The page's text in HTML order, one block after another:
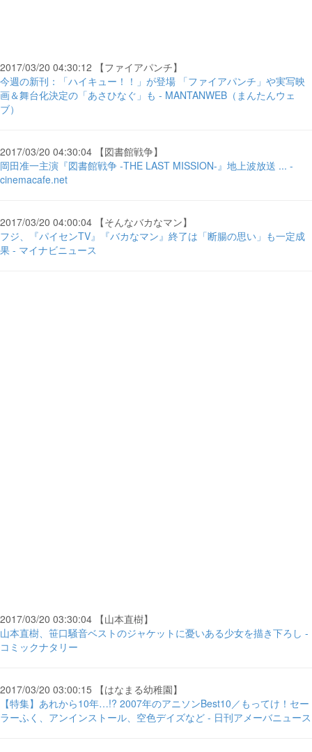
2017/03/20 04:30:12 【ファイアパンチ】
今週の新刊：「ハイキュー！！」が登場 「ファイアパンチ」や実写映
画＆舞台化決定の「あさひなぐ」も - MANTANWEB（まんたんウェ
ブ）
2017/03/20 04:30:04 【図書館戦争】
岡田准一主演『図書館戦争 -THE LAST MISSION-』地上波放送 ... -
cinemacafe.net
2017/03/20 04:00:04 【そんなバカなマン】
フジ、『パイセンTV』『バカなマン』終了は「断腸の思い」も一定成
果 - マイナビニュース
2017/03/20 03:30:04 【山本直樹】
山本直樹、笹口騒音ベストのジャケットに憂いある少女を描き下ろし -
コミックナタリー
2017/03/20 03:00:15 【はなまる幼稚園】
【特集】あれから10年…!? 2007年のアニソンBest10／もってけ！セー
ラーふく、アンインストール、空色デイズなど - 日刊アメーバニュース